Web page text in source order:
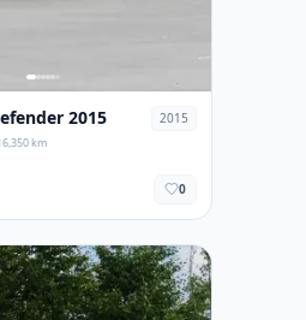
2015 2015
km
0